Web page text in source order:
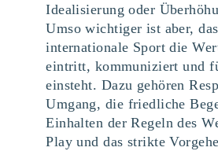
Idealisierung oder
Umso wichtiger ist aber,
internationale Sport die
eintritt, kommuniziert und
einsteht. Dazu gehören
Umgang, die friedliche
Einhalten der Regeln des
Play und das strikte